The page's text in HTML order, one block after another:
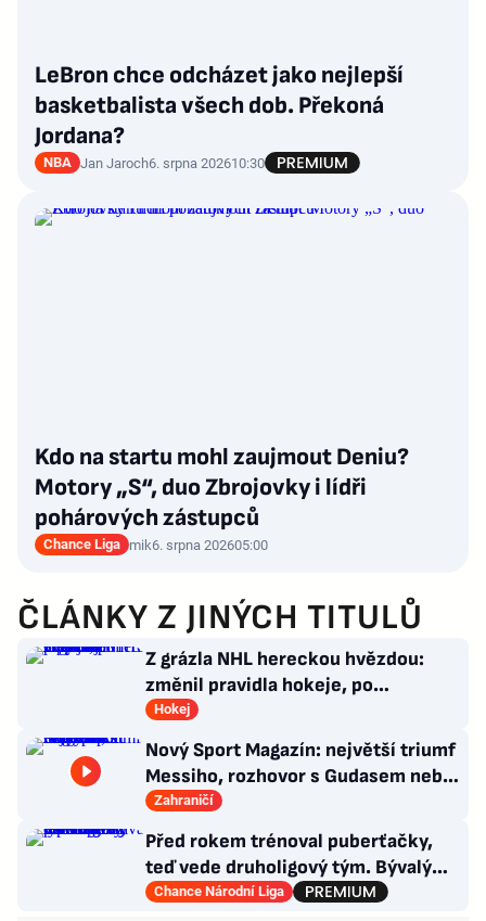
LeBron chce odcházet jako nejlepší
basketbalista všech dob. Překoná
Jordana?
NBA Jan Jaroch6. srpna 202610:30
Kdo na startu mohl zaujmout Deniu?
Motory „S“, duo Zbrojovky i lídři
pohárových zástupců
Chance Liga mik6. srpna 202605:00
ČLÁNKY Z JINÝCH TITULŮ
Z grázla NHL hereckou hvězdou:
změnil pravidla hokeje, po
Oppenheimerovi září v Odysseji
Hokej
Nový Sport Magazín: největší triumf
Messiho, rozhovor s Gudasem nebo
plakát Pogačara
Zahraničí
Před rokem trénoval puberťačky,
teď vede druholigový tým. Bývalý
reportér zažívá raketový vzestup
Chance Národní Liga